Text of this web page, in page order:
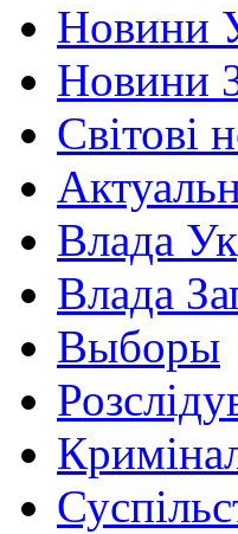
Новини
Новини
Світові
Влада
Влада
Выборы